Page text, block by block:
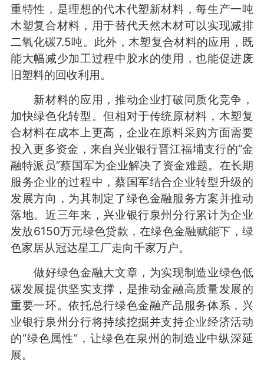
重特性，是理想的代木代塑新材料，每生产一吨
木塑复合材料，用于替代天然木材可以实现减排
二氧化碳7.5吨。此外，木塑复合材料的应用，既
能大幅减少加工过程中胶水的使用，也能促进废
旧塑料的回收利用。
新材料的应用，推动企业打破同质化竞争，
加快绿色化转型。但相对于传统原材料，木塑复
合材料在成本上更高，企业在原料采购方面需要
投入更多资金，来自兴业银行晋江福埔支行的“金
融特派员”蔡国军为企业解决了资金难题。在长期
服务企业的过程中，蔡国军结合企业转型升级的
发展方向，为其制定了绿色金融服务方案并推动
落地。近三年来，兴业银行泉州分行累计为企业
发放6150万元绿色贷款，在绿色金融赋能下，绿
色家居从冠达星工厂走向千家万户。
做好绿色金融大文章，为实现制造业绿色低
碳发展提供坚实支撑，是推动金融高质量发展的
重要一环。依托总行绿色金融产品服务体系，兴
业银行泉州分行将持续挖掘并支持企业经济活动
的“绿色属性”，让绿色在泉州的制造业中纵深延
展。